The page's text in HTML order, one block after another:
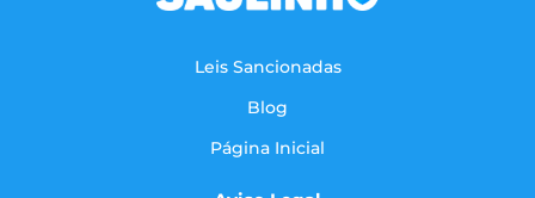
Leis Sancionadas
Blog
Página Inicial